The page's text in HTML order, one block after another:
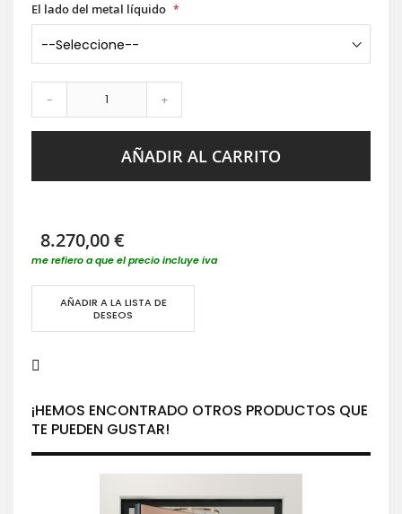
El lado del metal líquido
- +
AÑADIR AL CARRITO
8.270,00 €
me refiero a que el precio incluye iva
AÑADIR A LA LISTA DE
DESEOS
¡HEMOS ENCONTRADO OTROS PRODUCTOS QUE
TE PUEDEN GUSTAR!